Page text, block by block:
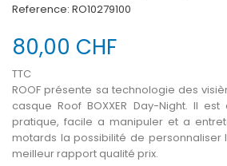
Reference: RO10279100
80,00 CHF
TTC
ROOF présente sa technologie des
casque Roof BOXXER Day-Night. Il
pratique, facile a manipuler et a
motards la possibilité de personnaliser
meilleur rapport qualité prix.